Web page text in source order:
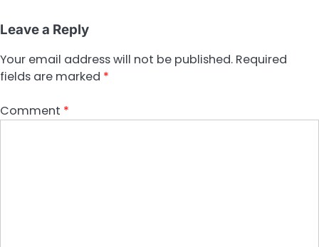
Leave a Reply
Your email address will not be published. Required
fields are marked *
Comment *